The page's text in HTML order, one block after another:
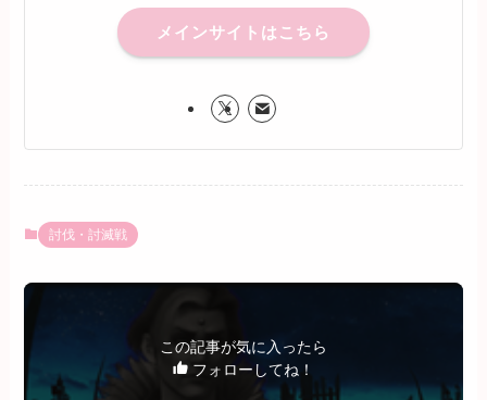
メインサイトはこちら
討伐・討滅戦
この記事が気に入ったら
フォローしてね！